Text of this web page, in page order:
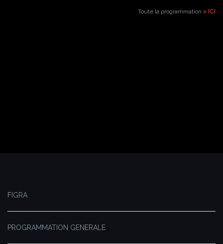
Toute la programmation > ICI
FIGRA
PROGRAMMATION GENERALE